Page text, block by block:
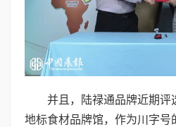
并且，陆禄通品牌近期评
地标食材品牌馆，作为川字号